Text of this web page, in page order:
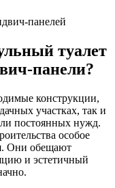
туалет
панели?
конструкции,
участках, так и
постоянных нужд.
особое
. Они обещают
и эстетичный